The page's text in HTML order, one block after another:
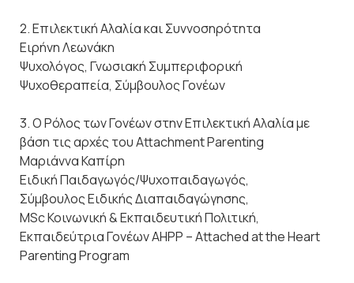
2. Επιλεκτική Αλαλία και Συννοσηρότητα
Ειρήνη Λεωνάκη
Ψυχολόγος, Γνωσιακή Συμπεριφορική
Ψυχοθεραπεία, Σύμβουλος Γονέων
3. Ο Ρόλος των Γονέων στην Επιλεκτική Αλαλία με
βάση τις αρχές του Attachment Parenting
Μαριάννα Καπίρη
Ειδική Παιδαγωγός/Ψυχοπαιδαγωγός,
Σύμβουλος Ειδικής Διαπαιδαγώγησης,
MSc Κοινωνική & Εκπαιδευτική Πολιτική,
Εκπαιδεύτρια Γονέων AHPP – Attached at the Heart
Parenting Program